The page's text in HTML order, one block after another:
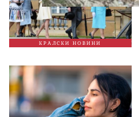
КРАЛСКИ НОВИНИ